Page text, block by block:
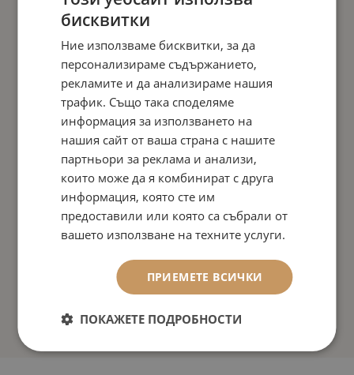
бисквитки
Ние използваме бисквитки, за да
персонализираме съдържанието,
рекламите и да анализираме нашия
трафик. Също така споделяме
информация за използването на
нашия сайт от ваша страна с нашите
партньори за реклама и анализи,
които може да я комбинират с друга
информация, която сте им
предоставили или която са събрали от
вашето използване на техните услуги.
ПРИЕМЕТЕ ВСИЧКИ
ПОКАЖЕТЕ ПОДРОБНОСТИ